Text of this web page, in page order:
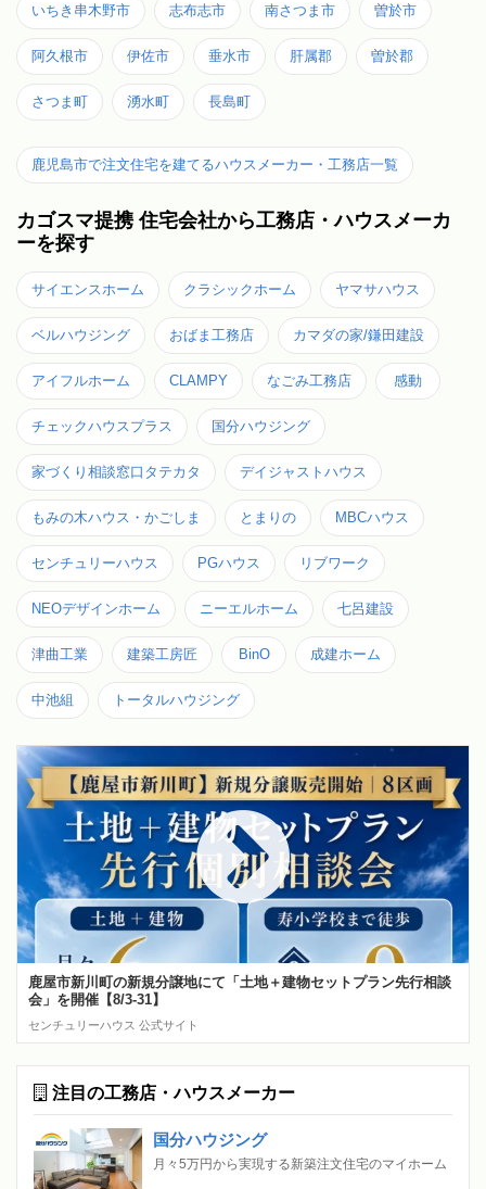
いちき串木野市 志布志市 南さつま市 曽於市
阿久根市 伊佐市 垂水市 肝属郡 曽於郡
さつま町 湧水町 長島町
鹿児島市で注文住宅を建てるハウスメーカー・工務店一覧
カゴスマ提携 住宅会社から工務店・ハウスメーカ
ーを探す
サイエンスホーム クラシックホーム ヤマサハウス
ベルハウジング おばま工務店 カマダの家/鎌田建設
アイフルホーム CLAMPY なごみ工務店 感動
チェックハウスプラス 国分ハウジング
家づくり相談窓口タテカタ デイジャストハウス
もみの木ハウス・かごしま とまりの MBCハウス
センチュリーハウス PGハウス リブワーク
NEOデザインホーム ニーエルホーム 七呂建設
津曲工業 建築工房匠 BinO 成建ホーム
中池組 トータルハウジング
鹿屋市新川町の新規分譲地にて「土地＋建物セットプラン先行相談
会」を開催【8/3-31】
センチュリーハウス 公式サイト
注目の工務店・ハウスメーカー
国分ハウジング
月々5万円から実現する新築注文住宅のマイホーム